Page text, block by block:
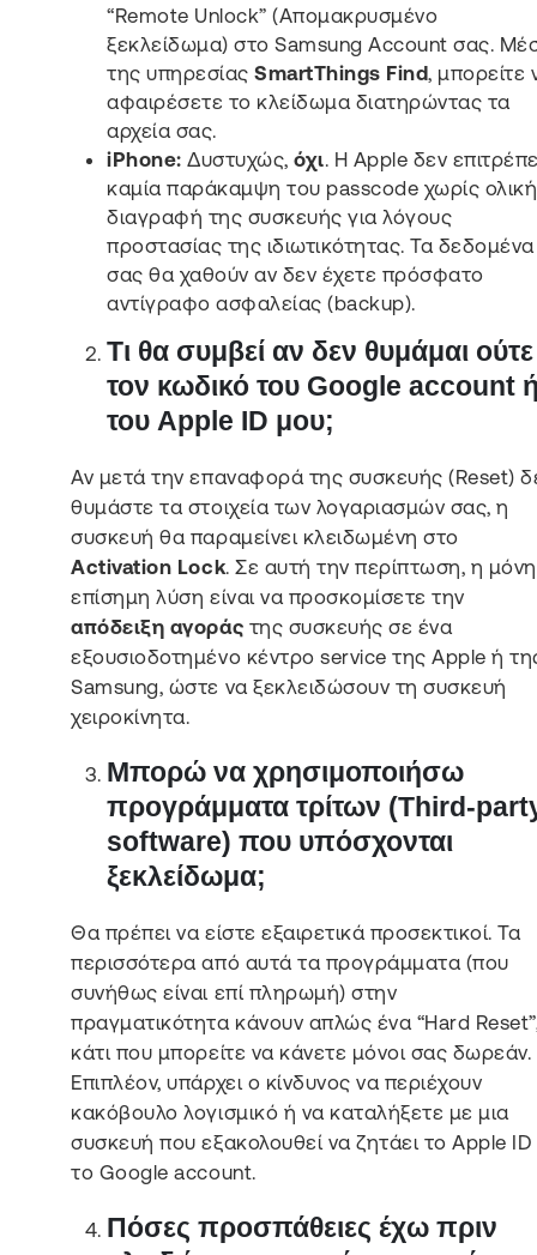
“Remote Unlock” (Απομακρυσμένο
ξεκλείδωμα) στο Samsung Account σας.
της υπηρεσίαςSmartThings Find, μπορείτε
αφαιρέσετε το κλείδωμα διατηρώντας τα
αρχεία σας.
iPhone: Δυστυχώς,όχι. Η Apple δεν
καμία παράκαμψη του passcode χωρίς ολική
διαγραφή της συσκευής για λόγους
προστασίας της ιδιωτικότητας. Τα δεδομένα
σας θα χαθούν αν δεν έχετε πρόσφατο
αντίγραφο ασφαλείας (backup).
Τι θα συμβεί αν δεν θυμάμαι ούτε
τον κωδικό του Google account
του Apple ID μου;
Αν μετά την επαναφορά της συσκευής (Reset)
θυμάστε τα στοιχεία των λογαριασμών σας, η
συσκευή θα παραμείνει κλειδωμένη στο
Activation Lock. Σε αυτή την περίπτωση, η μόνη
επίσημη λύση είναι να προσκομίσετε την
απόδειξη αγοράς της συσκευής σε ένα
εξουσιοδοτημένο κέντρο service της Apple ή
Samsung, ώστε να ξεκλειδώσουν τη συσκευή
χειροκίνητα.
Μπορώ να χρησιμοποιήσω
προγράμματα τρίτων (Third-
software) που υπόσχονται
ξεκλείδωμα;
Θα πρέπει να είστε εξαιρετικά προσεκτικοί. Τα
περισσότερα από αυτά τα προγράμματα (που
συνήθως είναι επί πληρωμή) στην
πραγματικότητα κάνουν απλώς ένα “Hard
κάτι που μπορείτε να κάνετε μόνοι σας δωρεάν.
Επιπλέον, υπάρχει ο κίνδυνος να περιέχουν
κακόβουλο λογισμικό ή να καταλήξετε με μια
συσκευή που εξακολουθεί να ζητάει το Apple
το Google account.
Πόσες προσπάθειες έχω πριν